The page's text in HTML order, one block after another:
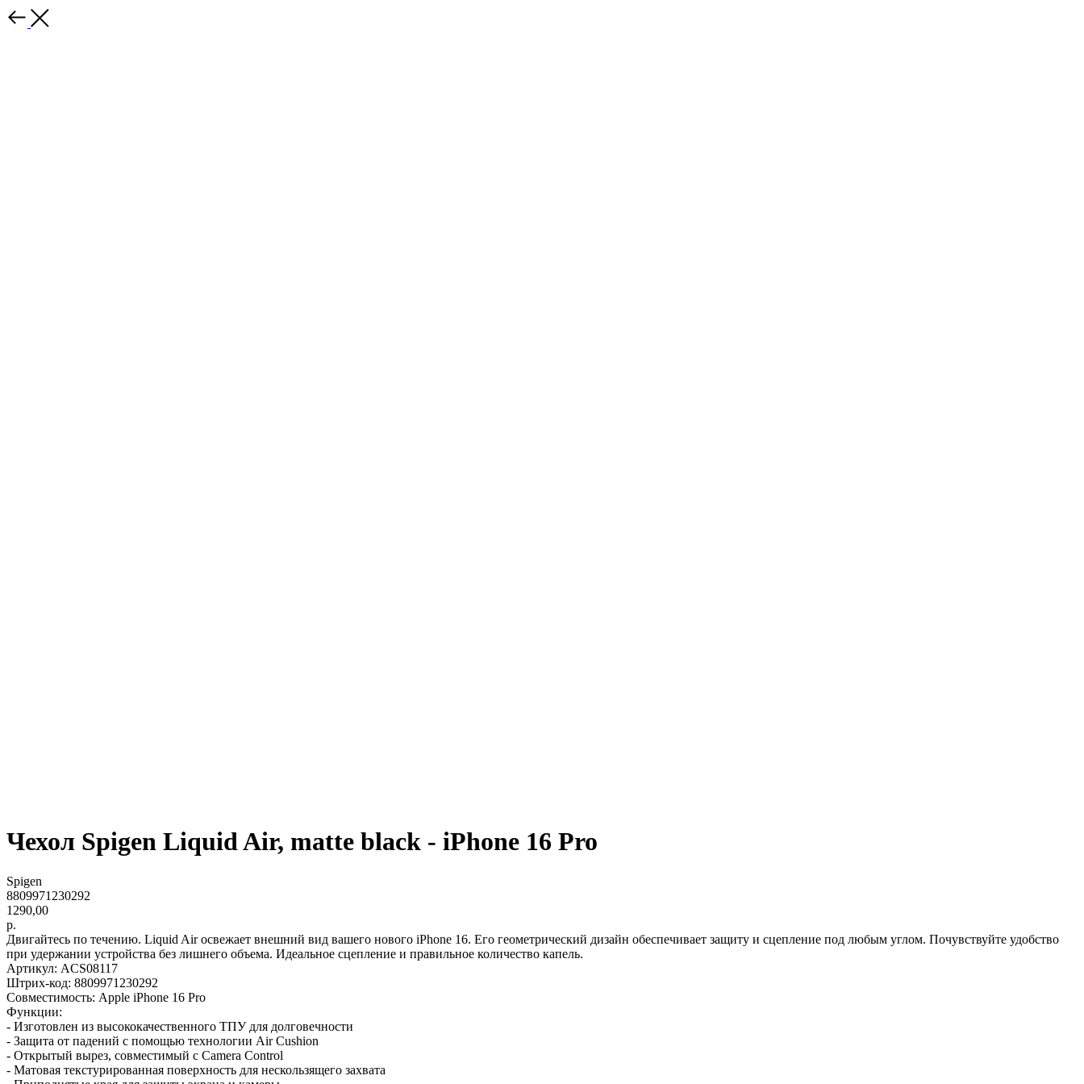
Чехол Spigen Liquid Air, matte black - iPhone 16 Pro
Spigen
8809971230292
1290,00
р.
Двигайтесь по течению. Liquid Air освежает внешний вид вашего нового iPhone 16. Его геометрический дизайн обеспечивает защиту и сцепление под любым углом. Почувствуйте удобство
при удержании устройства без лишнего объема. Идеальное сцепление и правильное количество капель.
Артикул: ACS08117
Штрих-код: 8809971230292
Совместимость: Apple iPhone 16 Pro
Функции:
- Изготовлен из высококачественного ТПУ для долговечности
- Защита от падений с помощью технологии Air Cushion
- Открытый вырез, совместимый с Camera Control
- Матовая текстурированная поверхность для нескользящего захвата